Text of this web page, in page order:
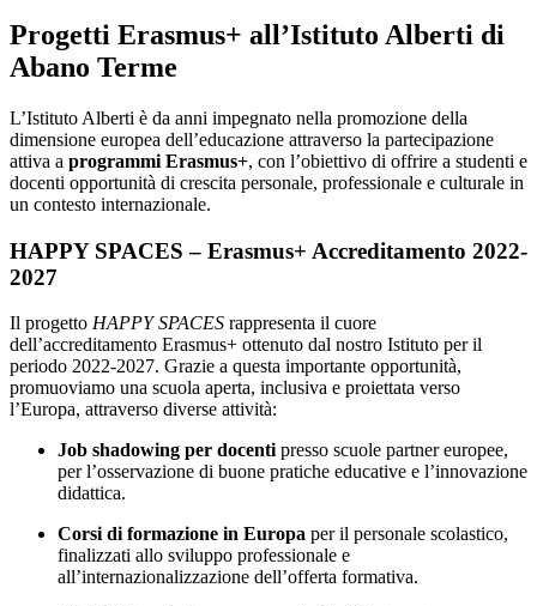
Progetti Erasmus+ all’Istituto Alberti di
Abano Terme
L’Istituto Alberti è da anni impegnato nella promozione della
dimensione europea dell’educazione attraverso la partecipazione
attiva a programmi Erasmus+, con l’obiettivo di offrire a studenti e
docenti opportunità di crescita personale, professionale e culturale in
un contesto internazionale.
HAPPY SPACES – Erasmus+ Accreditamento 2022-
2027
Il progetto HAPPY SPACES rappresenta il cuore
dell’accreditamento Erasmus+ ottenuto dal nostro Istituto per il
periodo 2022-2027. Grazie a questa importante opportunità,
promuoviamo una scuola aperta, inclusiva e proiettata verso
l’Europa, attraverso diverse attività:
Job shadowing per docenti presso scuole partner europee,
per l’osservazione di buone pratiche educative e l’innovazione
didattica.
Corsi di formazione in Europa per il personale scolastico,
finalizzati allo sviluppo professionale e
all’internazionalizzazione dell’offerta formativa.